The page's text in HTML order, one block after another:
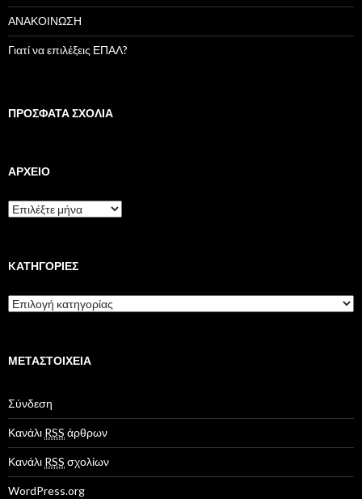
ΑΝΑΚΟΙΝΩΣΗ
Γιατί να επιλέξεις ΕΠΑΛ?
ΠΡΌΣΦΑΤΑ ΣΧΌΛΙΑ
ΑΡΧΕΊΟ
Α
ρ
ίKΑΤΗΓΟΡΊΕΣ
K
α
γ
ί
ε
ς
ΜΕΤΑΣΤΟΙΧΕΊΑ
Σύνδεση
Κανάλι RSS άρθρων
Κανάλι RSS σχολίων
WordPress.org